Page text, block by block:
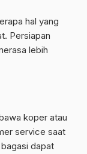
hal yang
Persiapan
lebih
koper atau
service saat
dapat